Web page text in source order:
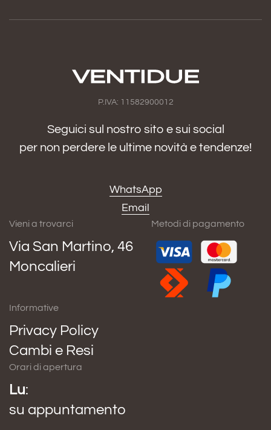
P.IVA: 11582900012
Seguici sul nostro sito e sui social
per non perdere le ultime novità e tendenze!
WhatsApp
Email
Vieni a trovarci
Via San Martino, 46
Moncalieri
Metodi di pagamento
Informative
Privacy Policy
Cambi e Resi
Orari di apertura
Lu:
su appuntamento